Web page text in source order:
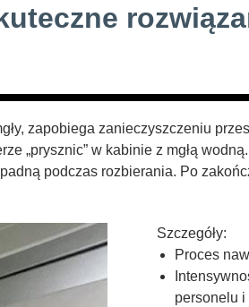
zapobiega zanieczyszczeniu
„prysznic” w kabinie z mgłą
podczas rozbierania. Po
Szczegóły:
Proces
personelu